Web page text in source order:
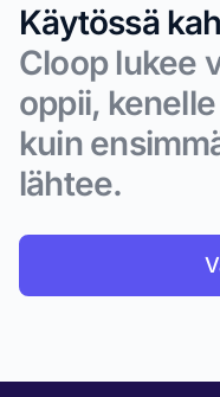
Käytössä
Cloop lukee
oppii,
kuin
lähtee.